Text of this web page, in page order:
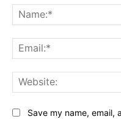
Save my name, email,